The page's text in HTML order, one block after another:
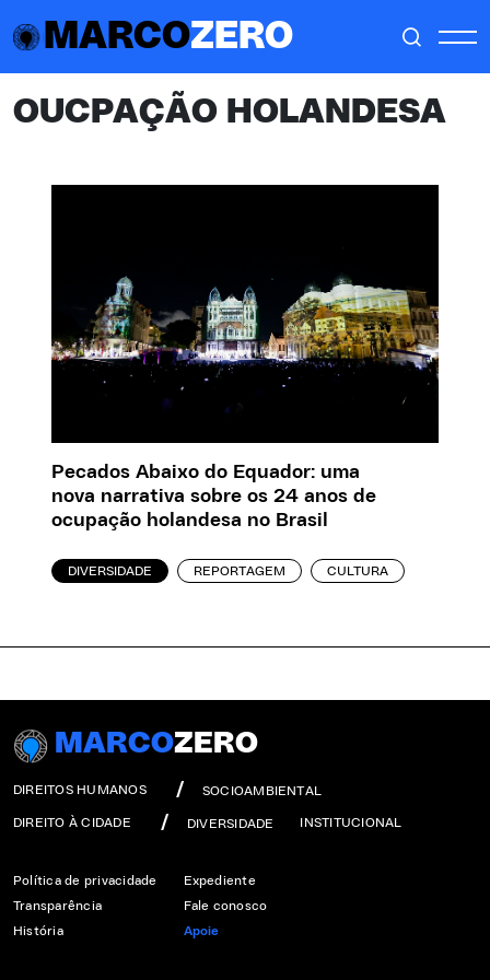
MARCOZERO
OUCPAÇÃO HOLANDESA
Pecados Abaixo do Equador: uma
nova narrativa sobre os 24 anos de
ocupação holandesa no Brasil
DIVERSIDADE REPORTAGEM CULTURA
MARCOZERO
DIREITOS HUMANOS SOCIOAMBIENTAL
DIREITO À CIDADE DIVERSIDADE INSTITUCIONAL
Política de privacidade
Transparência
História
Expediente
Fale conosco
Apoie